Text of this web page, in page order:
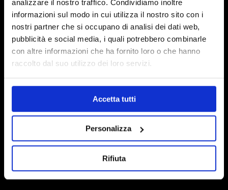
analizzare il nostro traffico. Condividiamo inoltre
informazioni sul modo in cui utilizza il nostro sito con i
nostri partner che si occupano di analisi dei dati web,
pubblicità e social media, i quali potrebbero combinarle
con altre informazioni che ha fornito loro o che hanno
raccolto dal suo utilizzo dei loro servizi.
Accetta tutti
Personalizza
Rifiuta
info@biosfered.com